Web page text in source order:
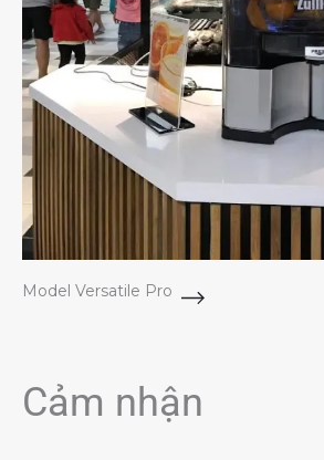
Model Versatile Pro
Cảm nhận